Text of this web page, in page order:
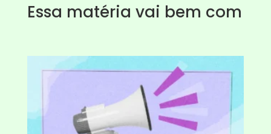
Essa matéria vai bem com